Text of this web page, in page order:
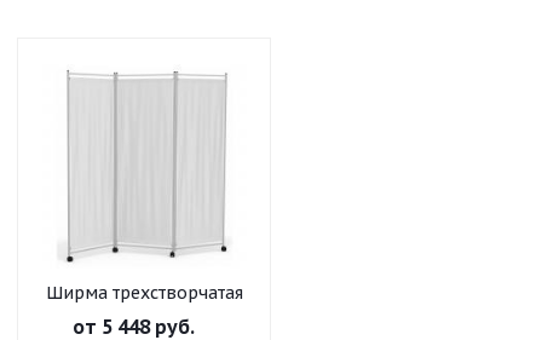
Ширма трехстворчатая
на колесах
от 5 448 руб.